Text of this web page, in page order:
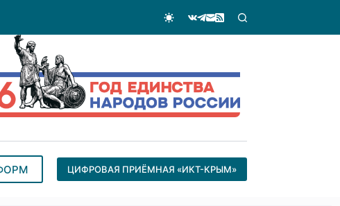
ЦИФРОВАЯ ПРИЁМНАЯ «ИКТ-КРЫМ»